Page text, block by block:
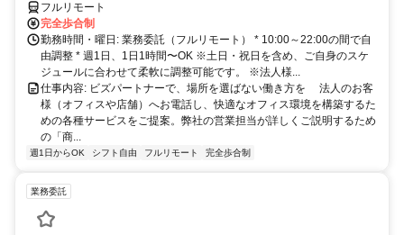
フルリモート
完全歩合制
勤務時間・曜日: 業務委託（フルリモート） * 10:00～22:00の間で自
由調整 * 週1日、1日1時間〜OK ※土日・祝日を含め、ご自身のスケ
ジュールに合わせて柔軟に調整可能です。 ※法人様...
仕事内容: ビズパートナーで、場所を選ばない働き方を 法人のお客
様（オフィスや店舗）へお電話し、快適なオフィス環境を構築するた
めの各種サービスをご提案。弊社の営業担当が詳しくご説明するため
の「商...
週1日からOK シフト自由 フルリモート 完全歩合制
業務委託